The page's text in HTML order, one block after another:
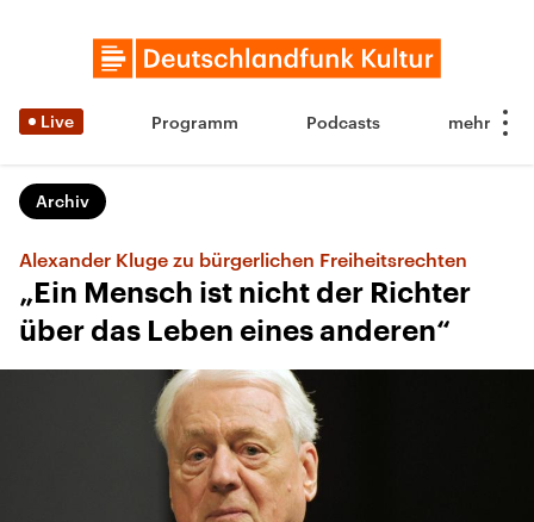
Live Programm Podcasts
Archiv
Alexander Kluge zu bürgerlichen Freiheitsrechten
„Ein Mensch ist nicht der Richter
über das Leben eines anderen“